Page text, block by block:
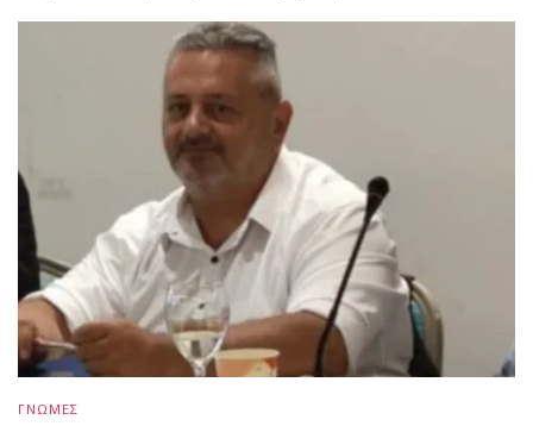
ΓΝΩΜΕΣ